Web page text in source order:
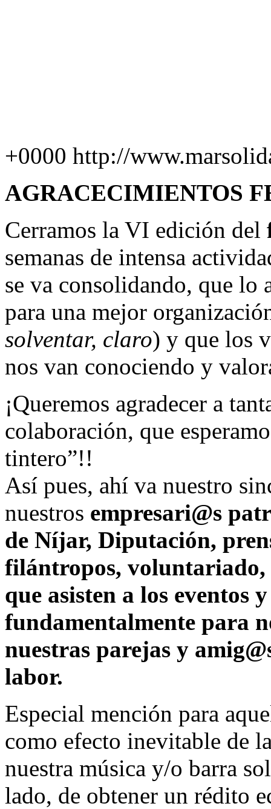
+0000 http://
AGRACECIMIENTOS
Cerramos la VI edición del
semanas de intensa
se va consolidando, que lo
para una mejor
solventar, claro) y que los
nos van conociendo y
¡Queremos agradecer a
colaboración, que
tintero”!!
Así pues, ahí va nuestro
nuestros empresari@s
de Níjar, Diputación,
filántropos, voluntariado,
que asisten a los eventos
fundamentalmente para
nuestras parejas y
labor.
Especial mención para
como efecto inevitable de
nuestra música y/o barra
lado, de obtener un rédito